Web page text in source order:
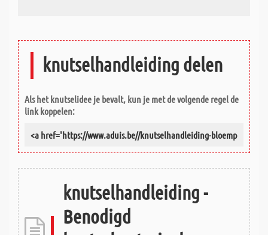
knutselhandleiding delen
Als het knutselidee je bevalt, kun je met de volgende regel de
link koppelen:
knutselhandleiding -
Benodigd